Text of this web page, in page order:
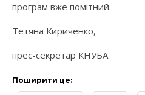
програм вже помітний.
Тетяна Кириченко,
прес-секретар КНУБА
Поширити це: